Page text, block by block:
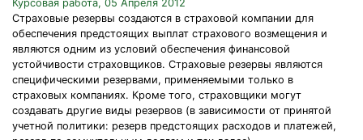
Курсовая работа, 05 Апреля 2012
Страховые резервы создаются в страховой компании для
обеспечения предстоящих выплат страхового возмещения и
являются одним из условий обеспечения финансовой
устойчивости страховщиков. Страховые резервы являются
специфическими резервами, применяемыми только в
страховых компаниях. Кроме того, страховщики могут
создавать другие виды резервов (в зависимости от принятой
учетной политики: резерв предстоящих расходов и платежей,